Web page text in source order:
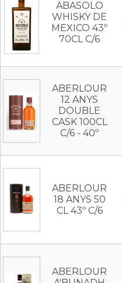
ABASOLO
WHISKY DE
MEXICO 43º
70CL C/6
ABERLOUR
12 ANYS
DOUBLE
CASK 100CL
C/6 - 40º
ABERLOUR
18 ANYS 50
CL 43º C/6
ABERLOUR